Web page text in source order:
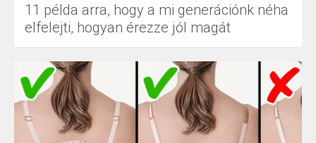
11 példa arra, hogy a mi generációnk néha
elfelejti, hogyan érezze jól magát